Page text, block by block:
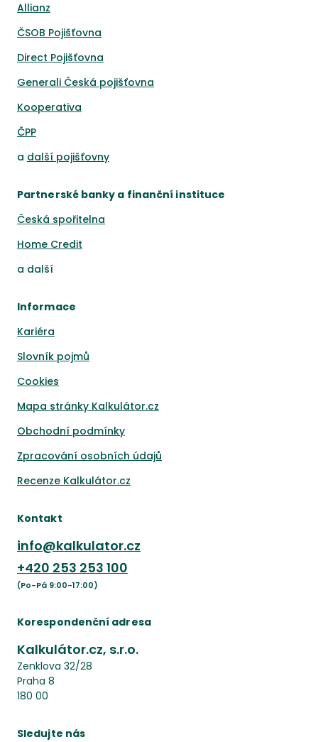
Allianz
ČSOB Pojišťovna
Direct Pojišťovna
Generali Česká pojišťovna
Kooperativa
ČPP
a další pojišťovny
Partnerské banky a finanční instituce
Česká spořitelna
Home Credit
a další
Informace
Kariéra
Slovník pojmů
Cookies
Mapa stránky Kalkulátor.cz
Obchodní podmínky
Zpracování osobních údajů
Recenze Kalkulátor.cz
Kontakt
info@kalkulator.cz
+420 253 253 100
(Po-Pá 9:00-17:00)
Korespondenční adresa
Kalkulátor.cz, s.r.o.
Zenklova 32/28
Praha 8
180 00
Sledujte nás